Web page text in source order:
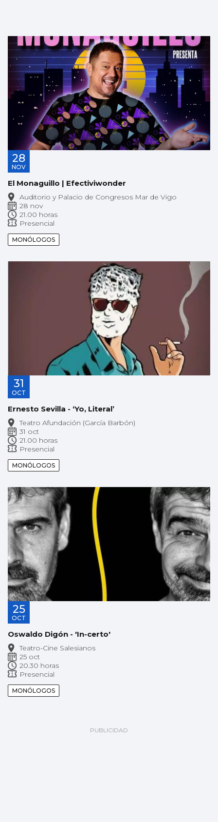
28
NOV
El Monaguillo | Efectiviwonder
Auditorio y Palacio de Congresos Mar de Vigo
28 nov
21.00 horas
Presencial
MONÓLOGOS
31
OCT
Ernesto Sevilla - ‘Yo, Literal’
Teatro Afundación (García Barbón)
31 oct
21.00 horas
Presencial
MONÓLOGOS
25
OCT
Oswaldo Digón - 'In-certo'
Teatro-Cine Salesianos
25 oct
20.30 horas
Presencial
MONÓLOGOS